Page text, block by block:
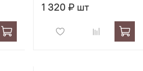
1 320 ₽ шт